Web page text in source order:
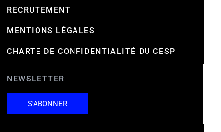
RECRUTEMENT
MENTIONS LÉGALES
CHARTE DE CONFIDENTIALITÉ DU CESP
NEWSLETTER
S'ABONNER